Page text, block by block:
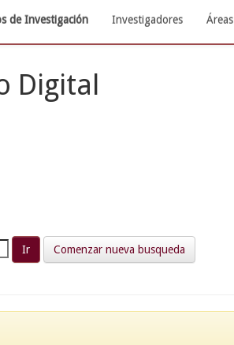
de Investigación Investigadores Áreas
Digital
Comenzar nueva busqueda